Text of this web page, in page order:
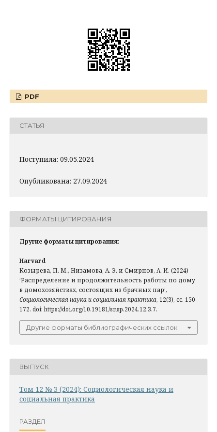
PDF
СТАТЬЯ
Поступила: 09.05.2024
Опубликована: 27.09.2024
ФОРМАТЫ ЦИТИРОВАНИЯ
Другие форматы цитирования:
Harvard
Козырева, П. М., Низамова, А. Э. и Смирнов, А. И. (2024)
’Распределение и продолжительность работы по дому
в домохозяйствах, состоящих из брачных пар’,
Социологическая наука и социальная практика, 12(3), сс. 150-
172. doi: https://doi.org/10.19181/snsp.2024.12.3.7.
Другие форматы библиографических ссылок
ВЫПУСК
Том 12 № 3 (2024): Социологическая наука и
социальная практика
РАЗДЕЛ